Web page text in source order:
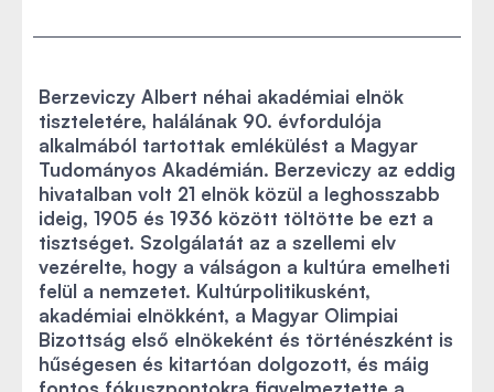
Berzeviczy Albert néhai akadémiai elnök
tiszteletére, halálának 90. évfordulója
alkalmából tartottak emlékülést a Magyar
Tudományos Akadémián. Berzeviczy az eddig
hivatalban volt 21 elnök közül a leghosszabb
ideig, 1905 és 1936 között töltötte be ezt a
tisztséget. Szolgálatát az a szellemi elv
vezérelte, hogy a válságon a kultúra emelheti
felül a nemzetet. Kultúrpolitikusként,
akadémiai elnökként, a Magyar Olimpiai
Bizottság első elnökeként és történészként is
hűségesen és kitartóan dolgozott, és máig